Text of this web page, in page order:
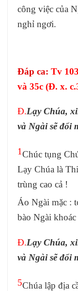
công việc của
nghỉ ngơi.
Đáp ca: Tv
và 35c (Đ. x.
Đ.Lạy Chúa,
và Ngài sẽ đổi
1Chúc tụng
Lạy Chúa là
trùng cao cả !
Áo Ngài mặc :
bào Ngài
Đ.Lạy Chúa,
và Ngài sẽ đổi
5Chúa lập địa